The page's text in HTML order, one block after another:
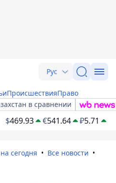
Рус
ПроисшествияПраво
в сравнении
$469.93 €541.64 ₽5.71
сегодня
Все новости